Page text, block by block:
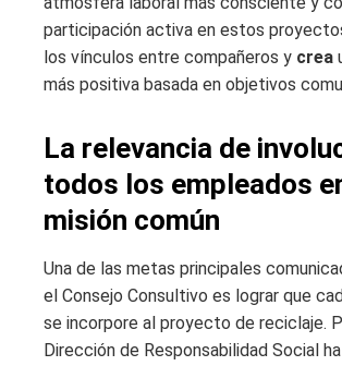
participación activa en estos
los vínculos entre compañeros y crea
más positiva basada en objetivos
La relevancia de
todos los empleados
misión común
Una de las metas principales
el Consejo Consultivo es lograr que
se incorpore al proyecto de reciclaje.
Dirección de Responsabilidad Social